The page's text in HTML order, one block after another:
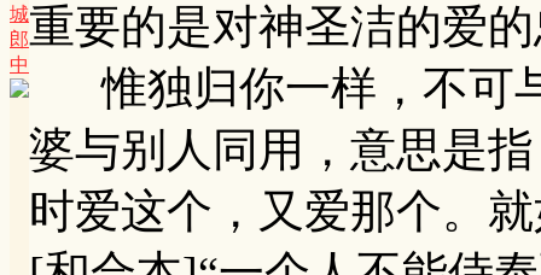
城
郎
中
重要的是对神圣洁的爱
惟独归你一样，不可
婆与别人同用，意思是
时爱这个，又爱那个。